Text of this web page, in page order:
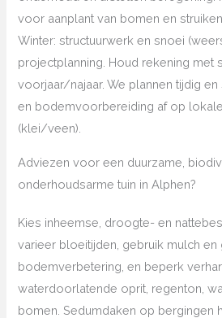
voor aanplant van bomen en
Winter: structuurwerk en snoei
projectplanning. Houd rekening met
voorjaar/najaar. We plannen tijdig
en bodemvoorbereiding af op
(klei/veen).
Adviezen voor een duurzame,
onderhoudsarme tuin in Alphen?
Kies inheemse, droogte- en
varieer bloeitijden, gebruik mulch en
bodemverbetering, en beperk
waterdoorlatende oprit, regenton,
bomen. Sedumdaken op bergingen